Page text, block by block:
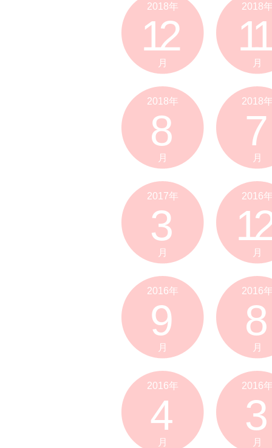
2018年
12
月
2018
11
月
2018年
8
月
2018
7
月
2017年
3
月
2016
12
月
2016年
9
月
2016
8
月
2016年
4
月
2016
3
月